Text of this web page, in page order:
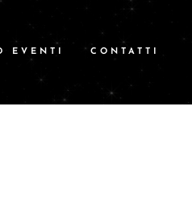
EVENTI CONTATTI